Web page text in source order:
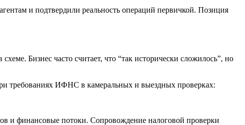
и подтвердили реальность операций первичкой. Позиция
Бизнес часто считает, что “так исторически сложилось”, но
и финансовые потоки. Сопровождение налоговой проверки